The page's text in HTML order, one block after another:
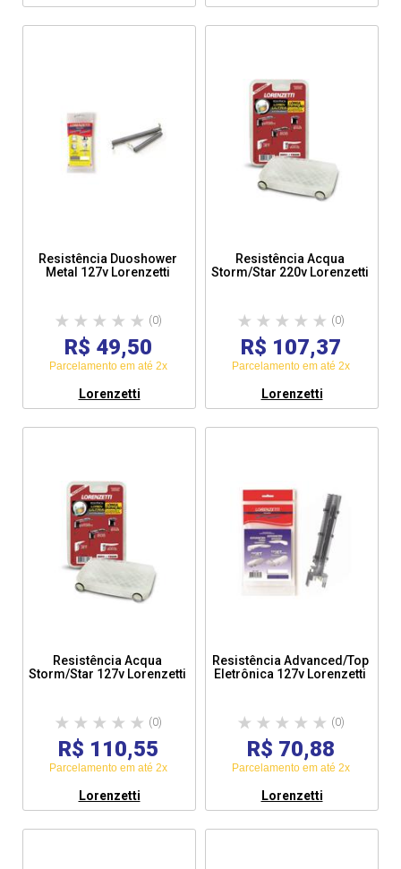
Resistência Duoshower
Metal 127v Lorenzetti
(0)
R$ 49,50
Parcelamento em até 2x
Lorenzetti
Resistência Acqua
Storm/Star 220v Lorenzetti
(0)
R$ 107,37
Parcelamento em até 2x
Lorenzetti
Resistência Acqua
Storm/Star 127v Lorenzetti
(0)
R$ 110,55
Parcelamento em até 2x
Lorenzetti
Resistência Advanced/Top
Eletrônica 127v Lorenzetti
(0)
R$ 70,88
Parcelamento em até 2x
Lorenzetti